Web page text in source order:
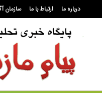
درباره ما ارتباط با ما سازمان